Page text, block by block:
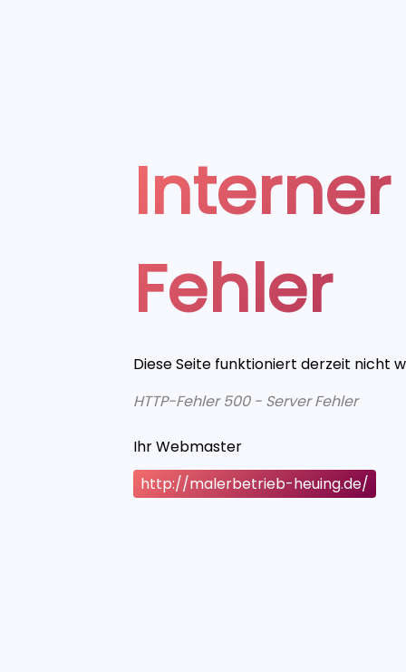
Fehler
Diese Seite funktioniert derzeit nicht
HTTP-Fehler 500 - Server Fehler
Ihr Webmaster
http://malerbetrieb-heuing.de/